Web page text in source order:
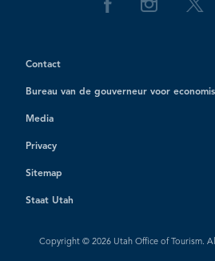
Contact
Bureau van de gouverneur voor
Media
Privacy
Sitemap
Staat Utah
Copyright © 2026 Utah Office of Tourism.